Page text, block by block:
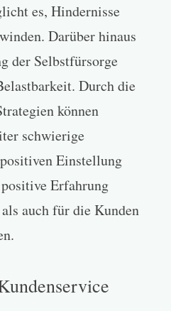
es, Hindernisse
Darüber hinaus
der Selbstfürsorge
Durch die
können
schwierige
Einstellung
Erfahrung
auch für die Kunden